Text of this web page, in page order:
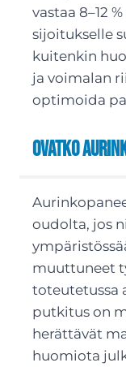
vastaa 8–12
sijoitukselle
kuitenkin
ja voimalan
optimoida
Ovatko
oudolta, jos
muuttuneet
toteutetussa
putkitus on
herättävät
huomiota